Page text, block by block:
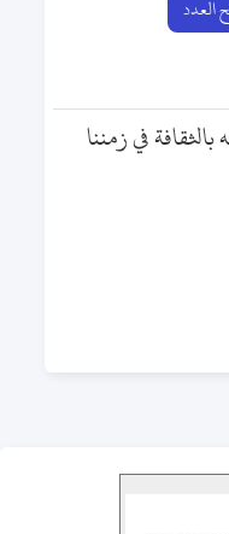
العدد
في زمننا